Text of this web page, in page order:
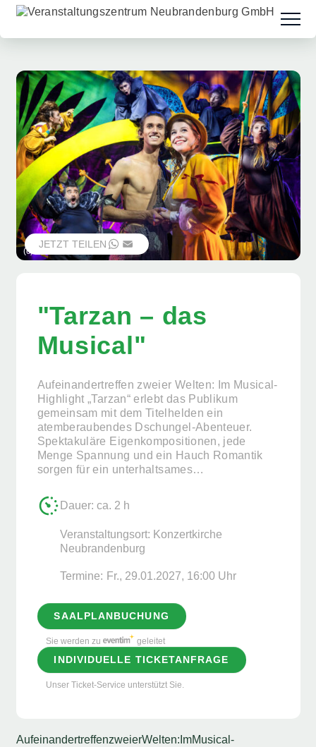
AufeinandertreffenzweierWelten: ImMusical-
(c) Nilz Böhme
JETZT TEILEN
WHATSAPP
EMAIL
"Tarzan – das
Musical"
Aufeinandertreffen zweier Welten: Im Musical-
Highlight „Tarzan“ erlebt das Publikum
gemeinsam mit dem Titelhelden ein
atemberaubendes Dschungel-Abenteuer.
Spektakuläre Eigenkompositionen, jede
Menge Spannung und ein Hauch Romantik
sorgen für ein unterhaltsames…
Dauer: ca. 2 h
Veranstaltungsort: Konzertkirche
Neubrandenburg
Termine: Fr., 29.01.2027, ­16:00 Uhr
SAALPLANBUCHUNG
Sie werden zu geleitet
INDIVIDUELLE TICKETANFRAGE
Unser Ticket-Service unterstützt Sie.